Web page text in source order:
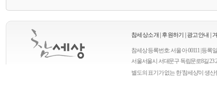
참세상소개 후원하기 광고안내
참세상 등록번호: 서울 아 00111 | 등록
서울서울시 서대문구 독립문로8길 23
별도의 표기가 없는 한 '참세상'이 생